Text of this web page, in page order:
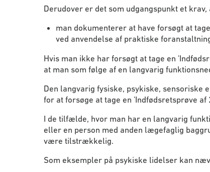
Derudover er det som udgangspunkt et krav,
man dokumenterer at have forsøgt at
ved anvendelse af praktiske
Hvis man ikke har forsøgt at tage en
at man som følge af en langvarig
Den langvarig fysiske, psykiske,
for at forsøge at tage en 'Indfødsretsprøve
I de tilfælde, hvor man har en langvarig
eller en person med anden lægefaglig
være tilstrækkelig.
Som eksempler på psykiske lidelser kan